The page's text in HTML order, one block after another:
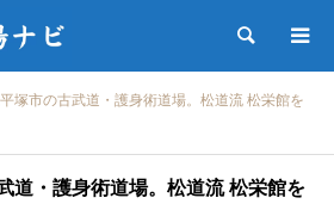
検索
塚市の古武道・護身術道場。松道流 松栄館を
道・護身術道場。松道流 松栄館を